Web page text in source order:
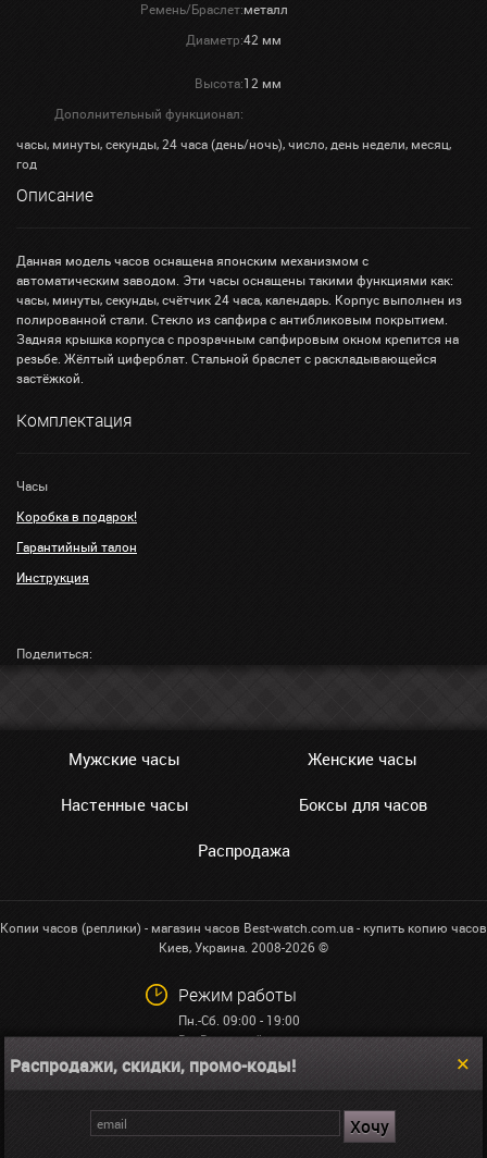
Ремень/Браслет:металл
Диаметр:42 мм
Высота:12 мм
Дополнительный функционал:
часы, минуты, секунды, 24 часа (день/ночь), число, день недели, месяц,
год
Описание
Данная модель часов оснащена японским механизмом с
автоматическим заводом. Эти часы оснащены такими функциями как:
часы, минуты, секунды, счётчик 24 часа, календарь. Корпус выполнен из
полированной стали. Стекло из сапфира с антибликовым покрытием.
Задняя крышка корпуса с прозрачным сапфировым окном крепится на
резьбе. Жёлтый циферблат. Стальной браслет с раскладывающейся
застёжкой.
Комплектация
Часы
Коробка в подарок!
Гарантийный талон
Инструкция
Поделиться:
Мужские часы Женские часы
Настенные часы Боксы для часов
Распродажа
Копии часов (реплики) - магазин часов Best-watch.com.ua - купить копию часов
Киев, Украина. 2008-2026 ©
Режим работы
Пн.-Сб. 09:00 - 19:00
Вс: Выходной
+38 (068)591-32-23
info@best-watch.com.ua
Распродажи, скидки, промо-коды!